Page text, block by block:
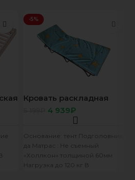
-5%
Кровать раскладная
“Эконом-М600”
4 939₽
Основание: тент Подголовник:
да Матрас : Не съемный
«Холлкон» толщиной 60мм
Нагрузка до 120 кг В